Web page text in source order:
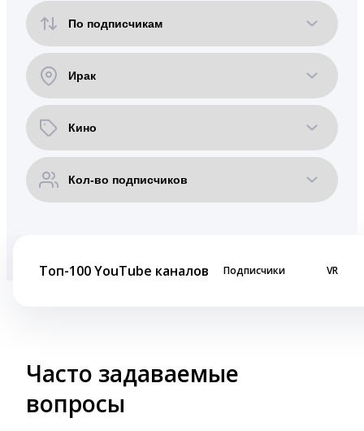
Топ-100 YouTube каналов Подписчики VR
Часто задаваемые
вопросы